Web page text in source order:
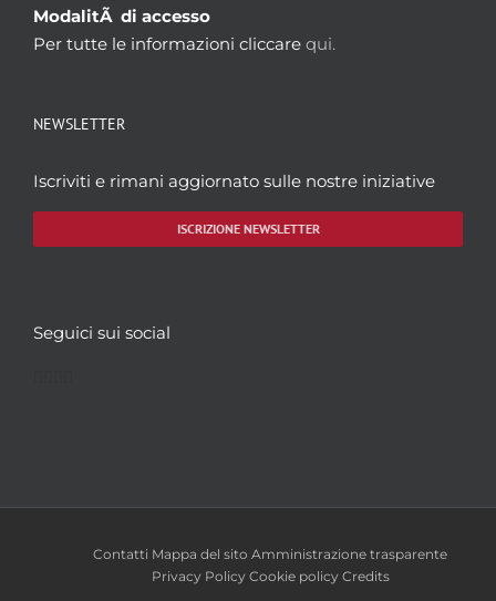
ModalitÃ di accesso
Per tutte le informazioni cliccare qui.
NEWSLETTER
Iscriviti e rimani aggiornato sulle nostre iniziative
ISCRIZIONE NEWSLETTER
Seguici sui social
Contatti Mappa del sito Amministrazione trasparente
Privacy Policy Cookie policy Credits